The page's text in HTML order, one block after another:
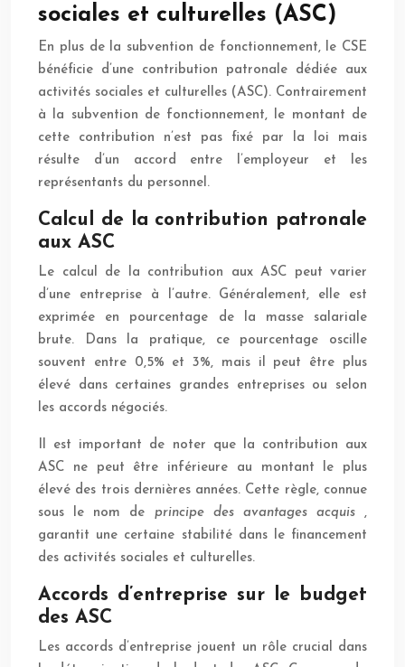
sociales et culturelles (ASC)
En plus de la subvention de fonctionnement, le CSE
bénéficie d’une contribution patronale dédiée aux
activités sociales et culturelles (ASC). Contrairement
à la subvention de fonctionnement, le montant de
cette contribution n’est pas fixé par la loi mais
résulte d’un accord entre l’employeur et les
représentants du personnel.
Calcul de la contribution patronale
aux ASC
Le calcul de la contribution aux ASC peut varier
d’une entreprise à l’autre. Généralement, elle est
exprimée en pourcentage de la masse salariale
brute. Dans la pratique, ce pourcentage oscille
souvent entre 0,5% et 3%, mais il peut être plus
élevé dans certaines grandes entreprises ou selon
les accords négociés.
Il est important de noter que la contribution aux
ASC ne peut être inférieure au montant le plus
élevé des trois dernières années. Cette règle, connue
sous le nom de principe des avantages acquis ,
garantit une certaine stabilité dans le financement
des activités sociales et culturelles.
Accords d’entreprise sur le budget
des ASC
Les accords d’entreprise jouent un rôle crucial dans